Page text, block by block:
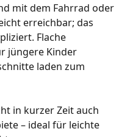
mit dem Fahrrad oder
erreichbar; das
Flache
jüngere Kinder
laden zum
in kurzer Zeit auch
– ideal für leichte